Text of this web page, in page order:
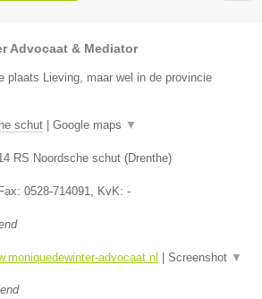
Advocaat & Mediator
plaats Lieving, maar wel in de provincie
schut | Google maps ▼
RS Noordsche schut (Drenthe)
Fax: 0528-714091 , KvK: -
advocaat.nl | Screenshot ▼